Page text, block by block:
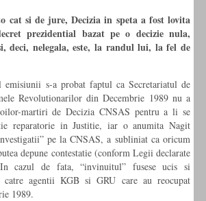
cat si de jure, Decizia in speta a fost lovita
prezidential bazat pe o decizie nula,
deci, nelegala, este, la randul lui, la fel de
s-a probat faptul ca Secretariatul de
Revolutionarilor din Decembrie 1989 nu a
martiri de Decizia CNSAS pentru a li se
reparatorie in Justitie, iar o anumita Nagit
pe la CNSAS, a subliniat ca oricum
depune contestatie (conform Legii declarate
In cazul de fata, “invinuitul” fusese ucis si
catre agentii KGB si GRU care au reocupat
1989.